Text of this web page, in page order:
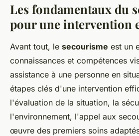
Les fondamentaux du
pour une intervention
Avant tout, le secourisme est un
connaissances et compétences
assistance à une personne en
étapes clés d'une intervention
l'évaluation de la situation, la
l'environnement, l'appel aux
œuvre des premiers soins